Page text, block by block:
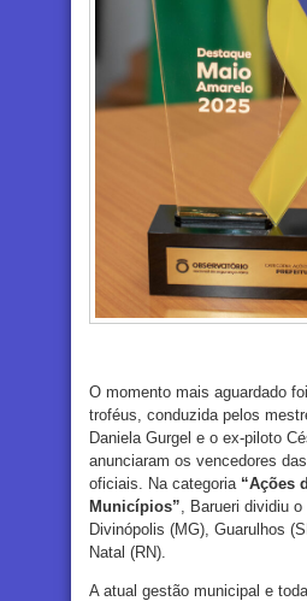
O momento mais aguardado
troféus, conduzida pelos
Daniela Gurgel e o ex-piloto
anunciaram os vencedores
oficiais.
Na categoria “Ações
Municípios” , Barueri dividiu
Divinópolis (MG), Guarulhos
Natal (RN).
A atual gestão municipal e